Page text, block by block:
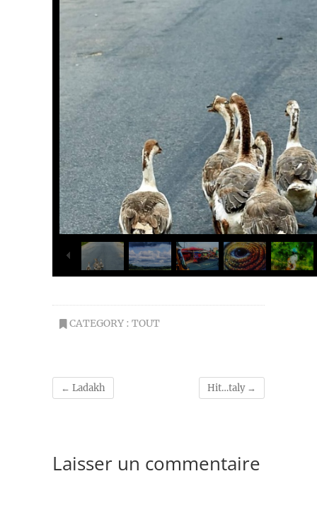
CATEGORY : TOUT
← Ladakh Hit…taly →
Laisser un commentaire